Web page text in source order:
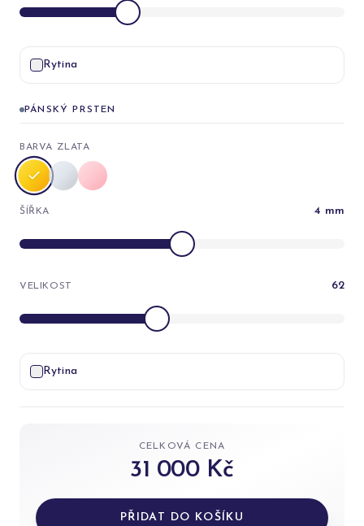
Rytina
PÁNSKÝ PRSTEN
BARVA ZLATA
ŠÍŘKA 4 mm
VELIKOST 62
Rytina
CELKOVÁ CENA
31 000 Kč
PŘIDAT DO KOŠÍKU